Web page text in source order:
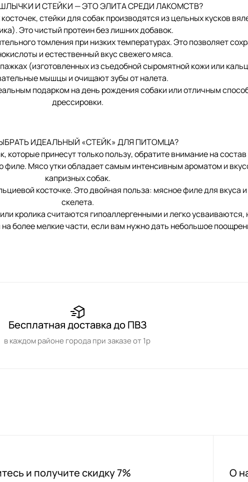
И СТЕЙКИ — ЭТО ЭЛИТА СРЕДИ ЛАКОМСТВ?
стейки для собак производятся из цельных кусков
Это чистый протеин без лишних добавок.
томления при низких температурах. Это позволяет
и естественный вкус свежего мяса.
(изготовленных из съедобной сыромятной кожи или
мышцы и очищают зубы от налета.
подарком на день рождения собаки или отличным
дрессировки.
ИДЕАЛЬНЫЙ «СТЕЙК» ДЛЯ ПИТОМЦА?
которые принесут только пользу, обратите внимание на
Мясо утки обладает самым интенсивным ароматом и
капризных собак.
косточке. Это двойная польза: мясное филе для вкуса
скелета.
кролика считаются гипоаллергенными и легко
более мелкие части, если вам нужно дать небольшое
Бесплатная доставка до ПВЗ
в каждом районе города при заказе от 1р
и получите скидку 7% О